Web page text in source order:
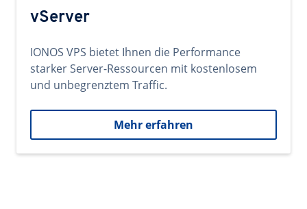
vServer
IONOS VPS bietet Ihnen die Performance
starker Server-Ressourcen mit kostenlosem
und unbegrenztem Traffic.
Mehr erfahren